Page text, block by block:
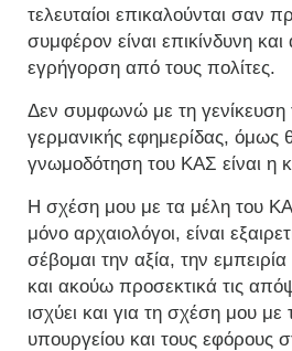
τελευταίοι επικαλούνται σαν
συμφέρον είναι επικίνδυνη και
εγρήγορση από τους πολίτες.
Δεν συμφωνώ με τη γενίκευση
γερμανικής εφημερίδας, όμως
γνωμοδότηση του ΚΑΣ είναι η
Η σχέση μου με τα μέλη του
μόνο αρχαιολόγοι, είναι
σέβομαι την αξία, την
και ακούω προσεκτικά τις
ισχύει και για τη σχέση μου με
υπουργείου και τους εφόρους